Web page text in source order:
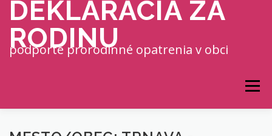
Prejsť na obsah
DEKLARÁCIA ZA
RODINU
podporte prorodinné opatrenia v obci
Menu